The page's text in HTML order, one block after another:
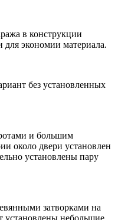
в конструкции
экономии материала.
без установленных
и большим
около двери установлен
установлены пару
затворками на